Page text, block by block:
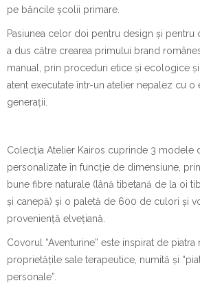
pe băncile școlii primare.
Pasiunea celor doi pentru design și pentru
a dus către crearea primului brand
manual, prin proceduri etice și ecologice
atent executate într-un atelier nepalez cu o
generații.
Colecția Atelier Kairos cuprinde 3 modele
personalizate în funcție de dimensiune,
bune fibre naturale (lână tibetană de la oi
și canepă) și o paletă de 600 de culori și
proveniență elvețiană.
Covorul “Aventurine” este inspirat de
proprietățile sale terapeutice, numită și
personale”.